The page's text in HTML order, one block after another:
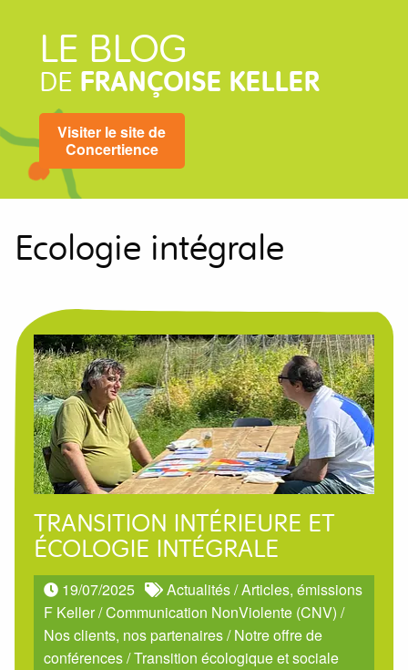
LE BLOG
DE FRANÇOISE KELLER
Visiter le site de
Concertience
Ecologie intégrale
TRANSITION INTÉRIEURE ET
ÉCOLOGIE INTÉGRALE
19/07/2025 Actualités/Articles, émissions
F Keller/Communication NonViolente (CNV) /
Nos clients, nos partenaires/Notre offre de
conférences/Transition écologique et sociale